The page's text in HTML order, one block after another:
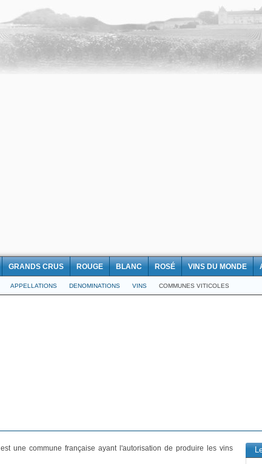
GRANDS CRUS ROUGE BLANC ROSÉ VINS DU MONDE
APPELLATIONS DENOMINATIONS VINS COMMUNES VITICOLES
est une commune française ayant l'autorisation de produire les vins